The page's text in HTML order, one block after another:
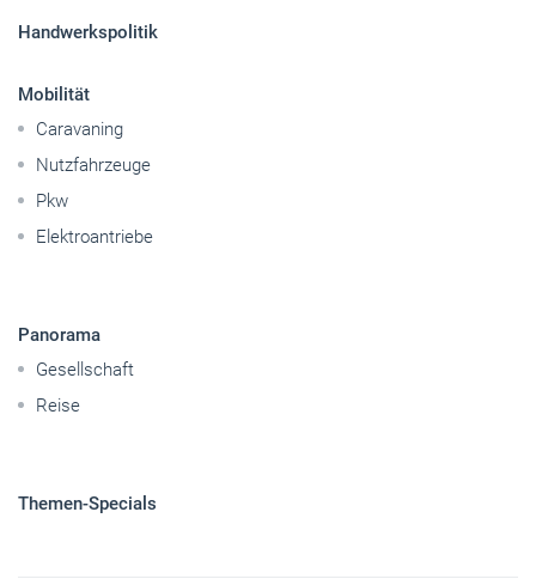
Handwerkspolitik
Mobilität
Caravaning
Nutzfahrzeuge
Pkw
Elektroantriebe
Panorama
Gesellschaft
Reise
Themen-Specials